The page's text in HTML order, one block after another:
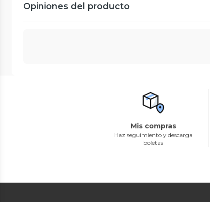
Opiniones del producto
Mis compras
Haz seguimiento y descarga
boletas